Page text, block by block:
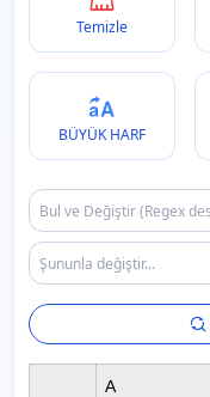
Temizle
BÜYÜK HARF
A